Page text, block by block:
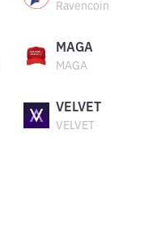
Ravencoin
MAGA
MAGA
VELVET
VELVET